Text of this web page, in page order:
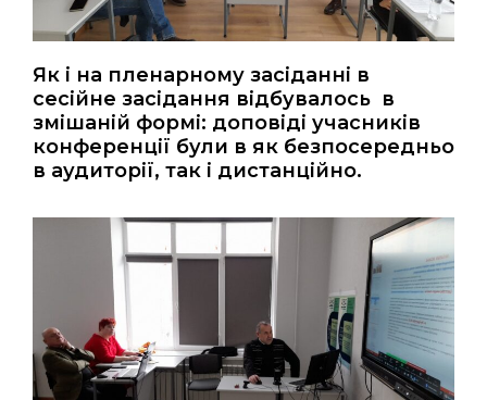
Як і на пленарному засіданні в
сесійне засідання відбувалось в
змішаній формі: доповіді учасників
конференції були в як безпосередньо
в аудиторії, так і дистанційно.